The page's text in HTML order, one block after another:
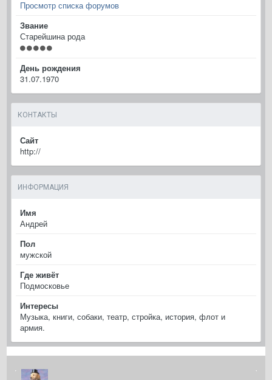
Просмотр списка форумов
Звание
Старейшина рода
День рождения
31.07.1970
КОНТАКТЫ
Сайт
http://
ИНФОРМАЦИЯ
Имя
Андрей
Пол
мужской
Где живёт
Подмосковье
Интересы
Музыка, книги, собаки, театр, стройка, история, флот и
армия.